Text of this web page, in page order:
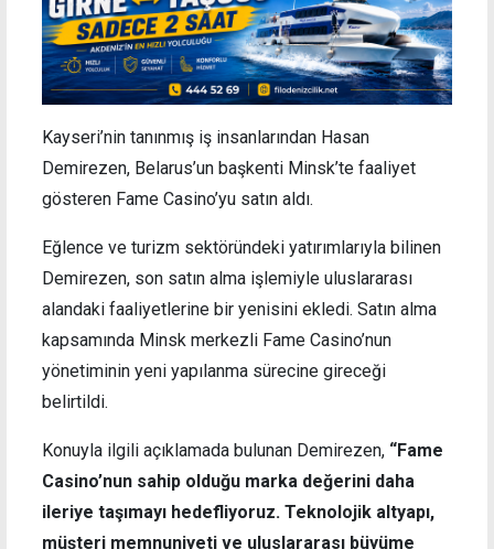
Kayseri’nin tanınmış iş insanlarından Hasan
Demirezen, Belarus’un başkenti Minsk’te faaliyet
gösteren Fame Casino’yu satın aldı.
Eğlence ve turizm sektöründeki yatırımlarıyla bilinen
Demirezen, son satın alma işlemiyle uluslararası
alandaki faaliyetlerine bir yenisini ekledi. Satın alma
kapsamında Minsk merkezli Fame Casino’nun
yönetiminin yeni yapılanma sürecine gireceği
belirtildi.
Konuyla ilgili açıklamada bulunan Demirezen, “Fame
Casino’nun sahip olduğu marka değerini daha
ileriye taşımayı hedefliyoruz. Teknolojik altyapı,
müşteri memnuniyeti ve uluslararası büyüme